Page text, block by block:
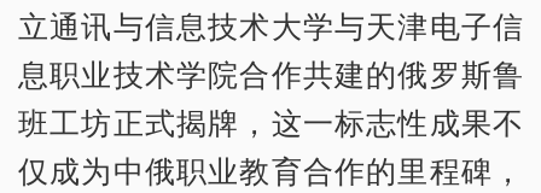
立通讯与信息技术大学与天津电子信
息职业技术学院合作共建的俄罗斯鲁
班工坊正式揭牌，这一标志性成果不
仅成为中俄职业教育合作的里程碑，